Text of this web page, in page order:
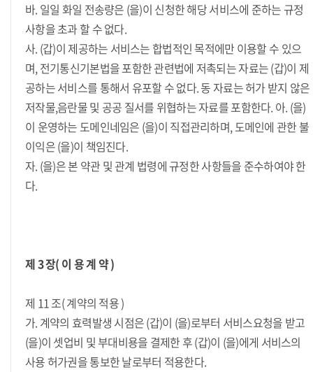
바. 일일 화일 전송량은 (을)이 신청한 해당 서비스에 준하는 규정
사항을 초과 할 수 없다.
사. (갑)이 제공하는 서비스는 합법적인 목적에만 이용할 수 있으
며, 전기통신기본법을 포함한 관련법에 저촉되는 자료는 (갑)이 제
공하는 서비스를 통해서 유포할 수 없다. 동 자료는 허가 받지 않은
저작물,음란물 및 공공 질서를 위협하는 자료를 포함한다. 아. (을)
이 운영하는 도메인네임은 (을)이 직접관리하며, 도메인에 관한 불
이익은 (을)이 책임진다.
자. (을)은 본 약관 및 관계 법령에 규정한 사항들을 준수하여야 한
다.
제 3 장( 이 용 계 약 )
제 11 조( 계약의 적용 )
가. 계약의 효력발생 시점은 (갑)이 (을)로부터 서비스요청을 받고
(을)이 셋업비 및 부대비용을 결제한 후 (갑)이 (을)에게 서비스의
사용 허가권을 통보한 날로부터 적용한다.